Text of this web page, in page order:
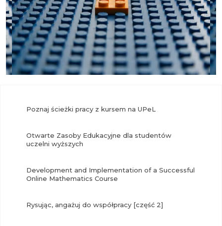
Poznaj ścieżki pracy z kursem na UPeL
Otwarte Zasoby Edukacyjne dla studentów
uczelni wyższych
Development and Implementation of a Successful
Online Mathematics Course
Rysując, angażuj do współpracy [część 2]